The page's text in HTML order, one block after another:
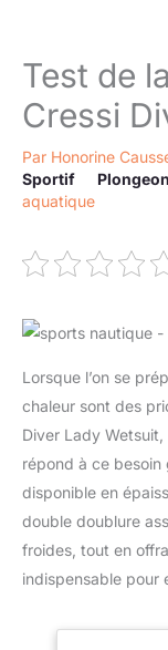
Test de
Cressi
Par Honorine
Sportif
Plongeon
aquatique
Lorsque l’on se
chaleur sont des
Diver Lady
répond à ce besoin
disponible en
double doublure
froides, tout en
indispensable pour